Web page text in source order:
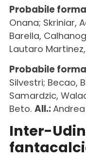
Probabile
Onana; Skriniar,
Barella,
Lautaro
Probabile
Silvestri; Becao,
Samardzic,
Beto. All.:
Inter-